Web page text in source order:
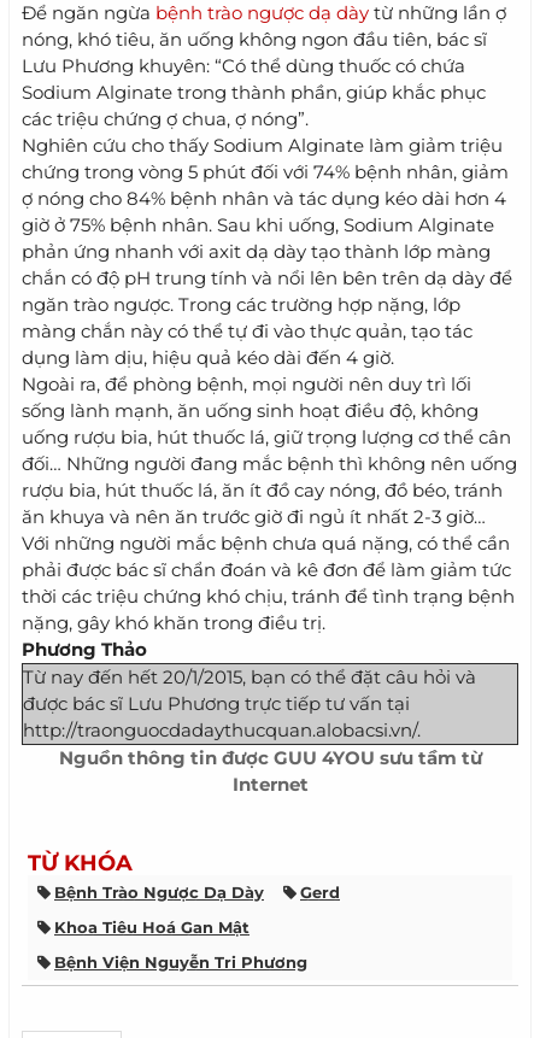
Để ngăn ngừa bệnh trào ngược dạ dày từ những lần ợ
nóng, khó tiêu, ăn uống không ngon đầu tiên, bác sĩ
Lưu Phương khuyên: “Có thể dùng thuốc có chứa
Sodium Alginate trong thành phần, giúp khắc phục
các triệu chứng ợ chua, ợ nóng”.
Nghiên cứu cho thấy Sodium Alginate làm giảm triệu
chứng trong vòng 5 phút đối với 74% bệnh nhân, giảm
ợ nóng cho 84% bệnh nhân và tác dụng kéo dài hơn 4
giờ ở 75% bệnh nhân. Sau khi uống, Sodium Alginate
phản ứng nhanh với axit dạ dày tạo thành lớp màng
chắn có độ pH trung tính và nổi lên bên trên dạ dày để
ngăn trào ngược. Trong các trường hợp nặng, lớp
màng chắn này có thể tự đi vào thực quản, tạo tác
dụng làm dịu, hiệu quả kéo dài đến 4 giờ.
Ngoài ra, để phòng bệnh, mọi người nên duy trì lối
sống lành mạnh, ăn uống sinh hoạt điều độ, không
uống rượu bia, hút thuốc lá, giữ trọng lượng cơ thể cân
đối… Những người đang mắc bệnh thì không nên uống
rượu bia, hút thuốc lá, ăn ít đồ cay nóng, đồ béo, tránh
ăn khuya và nên ăn trước giờ đi ngủ ít nhất 2-3 giờ…
Với những người mắc bệnh chưa quá nặng, có thể cần
phải được bác sĩ chẩn đoán và kê đơn để làm giảm tức
thời các triệu chứng khó chịu, tránh để tình trạng bệnh
nặng, gây khó khăn trong điều trị.
Phương Thảo
Từ nay đến hết 20/1/2015, bạn có thể đặt câu hỏi và
được bác sĩ Lưu Phương trực tiếp tư vấn tại
http://traonguocdadaythucquan.alobacsi.vn/.
Nguồn thông tin được GUU 4YOU sưu tầm từ
Internet
TỪ KHÓA
Bệnh Trào Ngược Dạ Dày
Gerd
Khoa Tiêu Hoá Gan Mật
Bệnh Viện Nguyễn Tri Phương